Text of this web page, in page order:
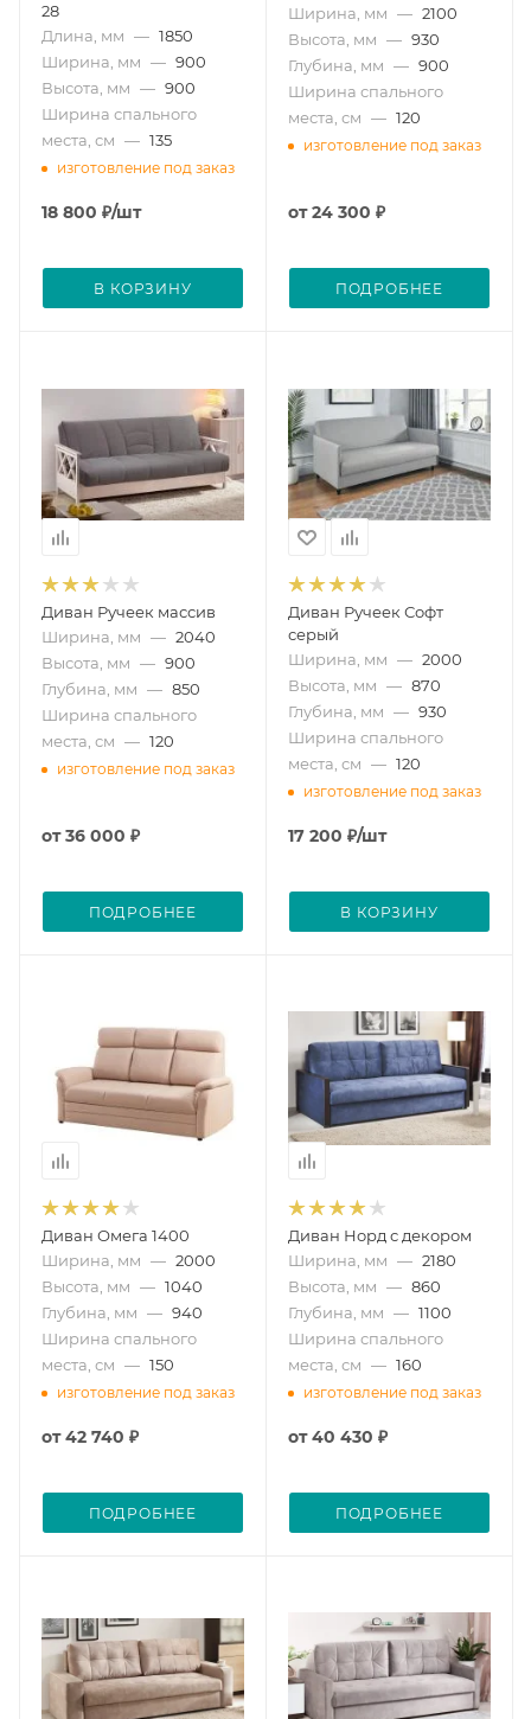
28
Длина, мм — 1850
Ширина, мм — 900
Высота, мм — 900
Ширина спального
места, см — 135
изготовление под заказ
18 800 ₽/шт
В КОРЗИНУ
Ширина, мм — 2100
Высота, мм — 930
Глубина, мм — 900
Ширина спального
места, см — 120
изготовление под заказ
от24 300 ₽
ПОДРОБНЕЕ
Диван Ручеек массив
Ширина, мм — 2040
Высота, мм — 900
Глубина, мм — 850
Ширина спального
места, см — 120
изготовление под заказ
от36 000 ₽
ПОДРОБНЕЕ
Диван Ручеек Софт
серый
Ширина, мм — 2000
Высота, мм — 870
Глубина, мм — 930
Ширина спального
места, см — 120
изготовление под заказ
17 200 ₽/шт
В КОРЗИНУ
Диван Омега 1400
Ширина, мм — 2000
Высота, мм — 1040
Глубина, мм — 940
Ширина спального
места, см — 150
изготовление под заказ
от42 740 ₽
ПОДРОБНЕЕ
Диван Норд с декором
Ширина, мм — 2180
Высота, мм — 860
Глубина, мм — 1100
Ширина спального
места, см — 160
изготовление под заказ
от40 430 ₽
ПОДРОБНЕЕ